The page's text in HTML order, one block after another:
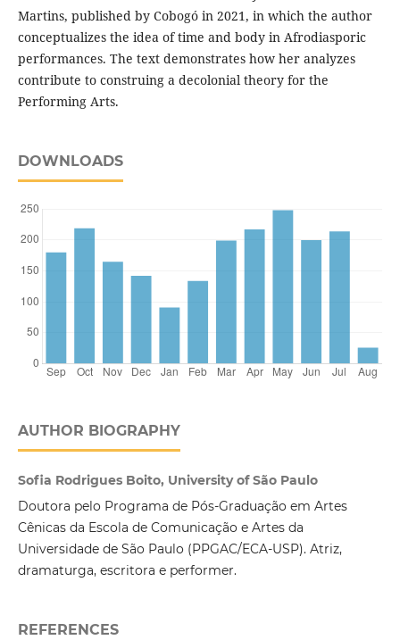
Martins, published by Cobogó in 2021, in which the author
conceptualizes the idea of time and body in Afrodiasporic
performances. The text demonstrates how her analyzes
contribute to construing a decolonial theory for the
Performing Arts.
DOWNLOADS
AUTHOR BIOGRAPHY
Sofia Rodrigues Boito, University of São Paulo
Doutora pelo Programa de Pós-Graduação em Artes
Cênicas da Escola de Comunicação e Artes da
Universidade de São Paulo (PPGAC/ECA-USP). Atriz,
dramaturga, escritora e performer.
REFERENCES